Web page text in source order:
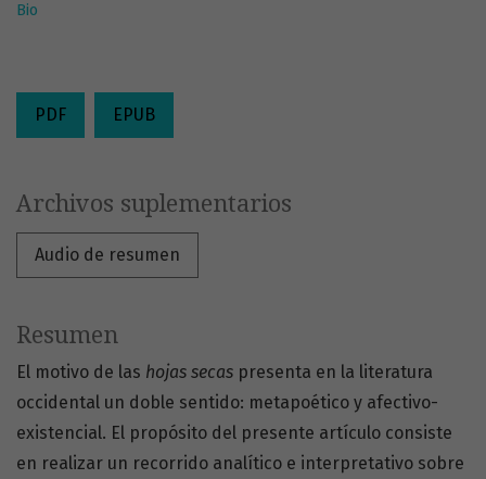
Bio
PDF EPUB
Archivos suplementarios
Audio de resumen
Resumen
El motivo de las hojas secas presenta en la literatura
occidental un doble sentido: metapoético y afectivo-
existencial. El propósito del presente artículo consiste
en realizar un recorrido analítico e interpretativo sobre